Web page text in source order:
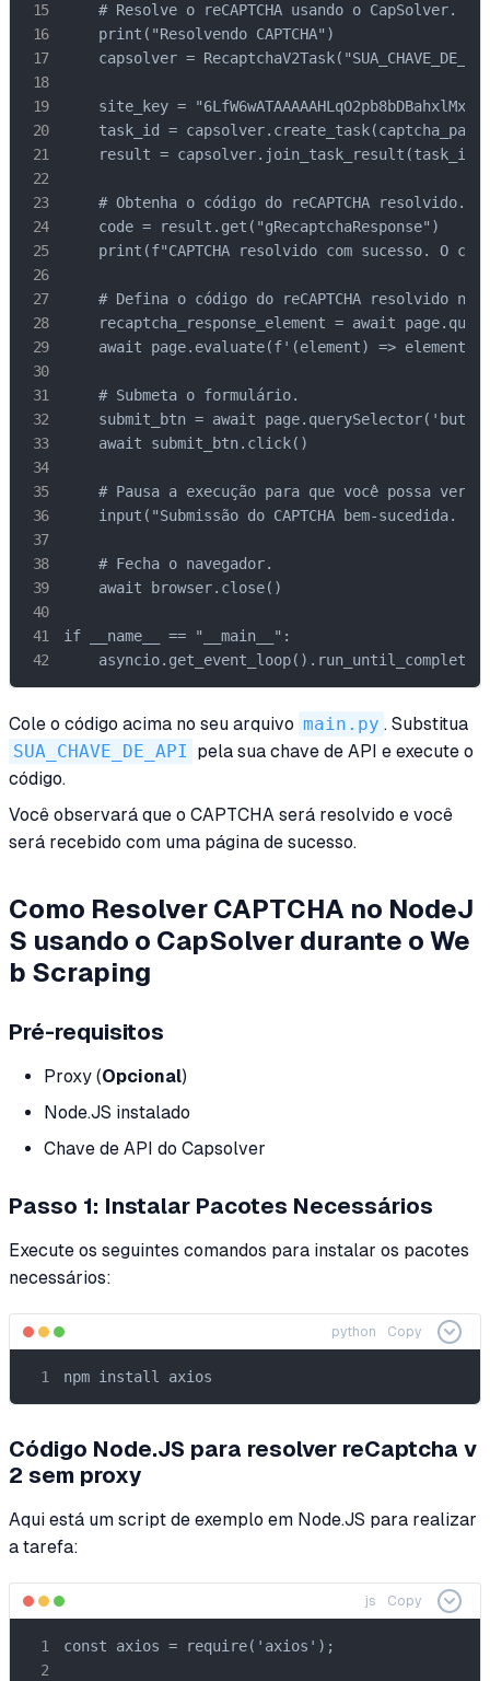
    # Resolve o reCAPTCHA usando o CapSolver.
    print("Resolvendo CAPTCHA")
capsolver =
site_key =
task_id =
    result = capsolver.join_task_result(task_id)
    # Obtenha o código do reCAPTCHA resolvido.
    code = result.get("gRecaptchaResponse")
print(f"CAPTCHA resolvido com sucesso. O
# Defina o código do reCAPTCHA resolvido no
recaptcha_response_element = await
await page.evaluate(f'(element) =>
    # Submeta o formulário.
submit_btn = await
    await submit_btn.click()
# Pausa a execução para que você possa ver
input("Submissão do CAPTCHA bem-sucedida.
    # Fecha o navegador.
    await browser.close()
if __name__ == "__main__":
Cole o código acima no seu arquivo main.py . Substitua
SUA_CHAVE_DE_API pela sua chave de API e execute o
código.
Você observará que o CAPTCHA será resolvido e você
será recebido com uma página de sucesso.
Como Resolver CAPTCHA no NodeJ
S usando o CapSolver durante o We
b Scraping
Pré-requisitos
Proxy (Opcional)
Node.JS instalado
Chave de API do Capsolver
Passo 1: Instalar Pacotes Necessários
Execute os seguintes comandos para instalar os pacotes
necessários:
python Copy
npm install axios
Código Node.JS para resolver reCaptcha v
2 sem proxy
Aqui está um script de exemplo em Node.JS para realizar
a tarefa:
js Copy
const axios = require('axios');